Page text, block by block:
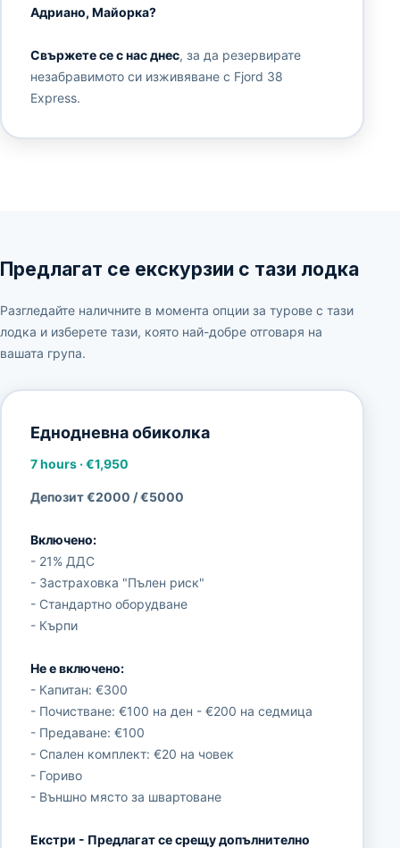
Адриано, Майорка?
Свържете се с нас днес, за да резервирате
незабравимото си изживяване с Fjord 38
Express.
Предлагат се екскурзии с тази лодка
Разгледайте наличните в момента опции за турове с тази
лодка и изберете тази, която най-добре отговаря на
вашата група.
Еднодневна обиколка
7 hours·€1,950
Депозит €2000 / €5000
Включено:
- 21% ДДС
- Застраховка "Пълен риск"
- Стандартно оборудване
- Кърпи
Не е включено:
- Капитан: €300
- Почистване: €100 на ден - €200 на седмица
- Предаване: €100
- Спален комплект: €20 на човек
- Гориво
- Външно място за швартоване
Екстри - Предлагат се срещу допълнително